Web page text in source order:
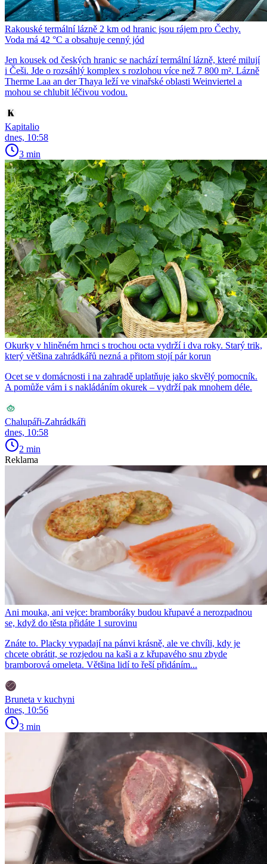
Rakouské termální lázně 2 km od hranic jsou rájem pro Čechy.
Voda má 42 °C a obsahuje cenný jód
Jen kousek od českých hranic se nachází termální lázně, které milují
i Češi. Jde o rozsáhlý komplex s rozlohou více než 7 800 m². Lázně
Therme Laa an der Thaya leží ve vinařské oblasti Weinviertel a
mohou se chlubit léčivou vodou.
Kapitalio
dnes, 10:58
3 min
Okurky v hliněném hrnci s trochou octa vydrží i dva roky. Starý trik,
který většina zahrádkářů nezná a přitom stojí pár korun
Ocet se v domácnosti i na zahradě uplatňuje jako skvělý pomocník.
A pomůže vám i s nakládáním okurek – vydrží pak mnohem déle.
Chalupáři-Zahrádkáři
dnes, 10:58
2 min
Reklama
Ani mouka, ani vejce: bramboráky budou křupavé a nerozpadnou
se, když do těsta přidáte 1 surovinu
Znáte to. Placky vypadají na pánvi krásně, ale ve chvíli, kdy je
chcete obrátit, se rozjedou na kaši a z křupavého snu zbyde
bramborová omeleta. Většina lidí to řeší přidáním...
Bruneta v kuchyni
dnes, 10:56
3 min